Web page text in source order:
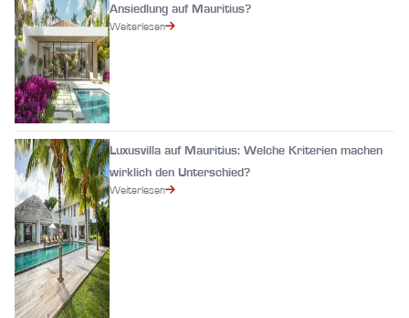
Ansiedlung auf Mauritius?
Weiterlesen
Luxusvilla auf Mauritius: Welche Kriterien machen
wirklich den Unterschied?
Weiterlesen